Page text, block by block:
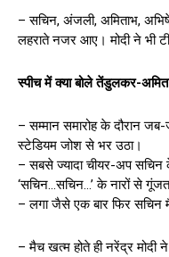
– सचिन, अंजली, अमिताभ,
लहराते नजर आए। मोदी ने भी
स्पीच में क्या बोले तेंडुलकर-
– सम्मान समारोह के दौरान जब-
स्टेडियम जोश से भर उठा।
– सबसे ज्यादा चीयर-अप
‘सचिन…सचिन…’ के नारों से
– लगा जैसे एक बार फिर सचिन
– मैच खत्म होते ही नरेंद्र